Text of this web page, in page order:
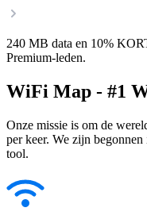
240 MB data en 10%
Premium-leden.
WiFi Map - #1
Onze missie is om de
per keer. We zijn
tool.